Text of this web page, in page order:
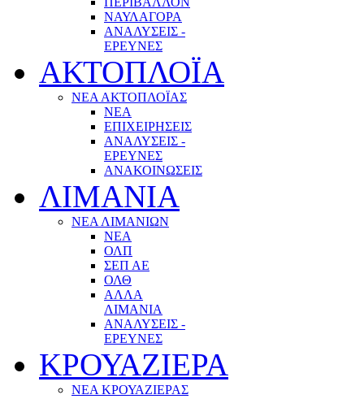
ΝΑΥΛΑΓΟΡΑ
ΑΝΑΛΥΣΕΙΣ -
ΕΡΕΥΝΕΣ
ΑΚΤΟΠΛΟΪΑ
ΝΕΑ ΑΚΤΟΠΛΟΪΑΣ
ΝΕΑ
ΕΠΙΧΕΙΡΗΣΕΙΣ
ΑΝΑΛΥΣΕΙΣ -
ΕΡΕΥΝΕΣ
ΑΝΑΚΟΙΝΩΣΕΙΣ
ΛΙΜΑΝΙΑ
ΝΕΑ ΛΙΜΑΝΙΩΝ
ΝΕΑ
ΟΛΠ
ΣΕΠ ΑΕ
ΟΛΘ
ΑΛΛΑ
ΛΙΜΑΝΙΑ
ΑΝΑΛΥΣΕΙΣ -
ΕΡΕΥΝΕΣ
ΚΡΟΥΑΖΙΕΡΑ
ΝΕΑ ΚΡΟΥΑΖΙΕΡΑΣ